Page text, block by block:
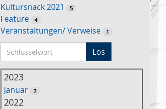
Kultursnack 2021 5
Feature 4
Veranstaltungen/ Verweise 1
c
h
ü
Los
2023
Januar 2
2022